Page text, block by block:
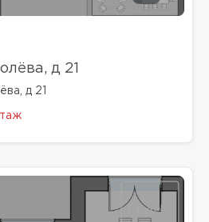
д 21
д 21